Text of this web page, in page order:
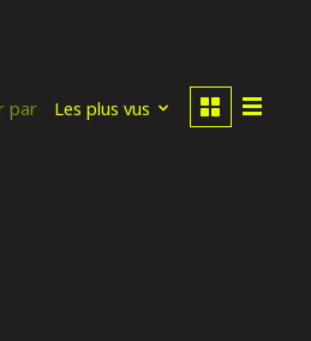
par Les plus vus